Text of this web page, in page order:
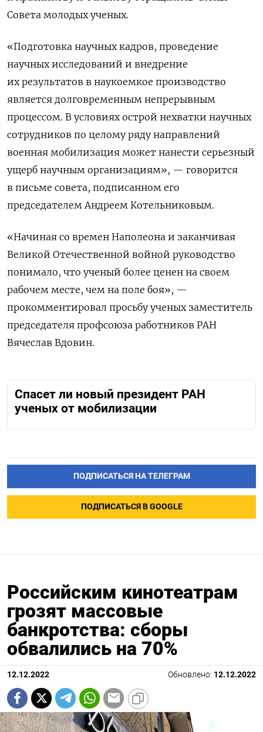
Совета молодых ученых.
«Подготовка научных кадров, проведение
научных исследований и внедрение
их результатов в наукоемкое производство
является долговременным непрерывным
процессом. В условиях острой нехватки научных
сотрудников по целому ряду направлений
военная мобилизация может нанести серьезный
ущерб научным организациям», — говорится
в письме совета, подписанном его
председателем Андреем Котельниковым.
«Начиная со времен Наполеона и заканчивая
Великой Отечественной войной руководство
понимало, что ученый более ценен на своем
рабочем месте, чем на поле боя», —
прокомментировал просьбу ученых заместитель
председателя профсоюза работников РАН
Вячеслав Вдовин.
Спасет ли новый президент РАН
ученых от мобилизации
ПОДПИСАТЬСЯ НА ТЕЛЕГРАМ
ПОДПИСАТЬСЯ В GOOGLE
Российским кинотеатрам
грозят массовые
банкротства: сборы
обвалились на 70%
12.12.2022 Обновлено: 12.12.2022